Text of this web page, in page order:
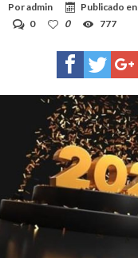
Poradmin Publicado en
0
0 777